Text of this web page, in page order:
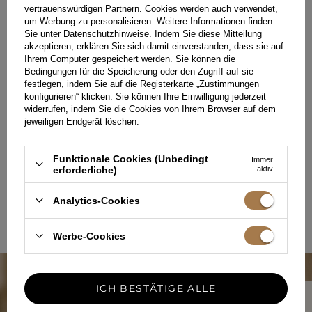
VERVOLLKOMMNET
Den Charakter jedes Outfits kannst du mit Accessoires
verändern. Eine übergroße Jacke verleiht dem eleganten Look
der Spitze eine lockere Atmosphäre. Die Wahl einer Shopper-
Tasche für den Alltag oder einer Clutch für den Abend rundet
das gesamte Styling ab. Setze auf den Überraschungseffekt,
indem du Spitze mit einem ungewöhnlichen Accessoire
kombinierst. Wähle mutig originellen Modeschmuck und
Schmuckstücke. Dank solcher Elemente wird dein Outfit
einzigartig, und du wirst dich wirklich besonders fühlen. Betone
kräftigen Farbe des Kleides. Wenn du die Spitzenkleidung mit
Turnschuhen und einer Jeansjacke kombinierst, erhältst du
einen sportlichen, legeren Look. Bei der Suche nach einem
Spitze zeigen oder nur Elemente aus luftigem Gewebe haben
möchtest. Solche Schnitte werden ebenfalls bezaubern.
vertrauenswürdigen Partnern. Cookies werden auch verwendet,
um Werbung zu personalisieren. Weitere Informationen finden
Sie unter Datenschutzhinweise . Indem Sie diese Mitteilung
akzeptieren, erklären Sie sich damit einverstanden, dass sie auf
Ihrem Computer gespeichert werden. Sie können die
Bedingungen für die Speicherung oder den Zugriff auf sie
festlegen, indem Sie auf die Registerkarte „Zustimmungen
konfigurieren“ klicken. Sie können Ihre Einwilligung jederzeit
widerrufen, indem Sie die Cookies von Ihrem Browser auf dem
jeweiligen Endgerät löschen.
Funktionale Cookies (Unbedingt
erforderliche)
Immer
aktiv
Analytics-Cookies
Werbe-Cookies
ICH BESTÄTIGE ALLE